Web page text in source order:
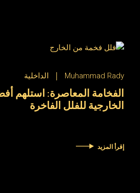
Muhammad Rady
الداخلية
الفخامة المعاصرة: استلهم
الخارجية للفلل الفاخرة
إقرأ المزيد